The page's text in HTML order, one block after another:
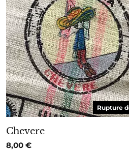
Rupture
Chevere
8,00 €